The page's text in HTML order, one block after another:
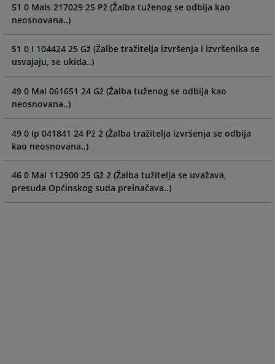
key
to
get
the
keyboard
shortcuts
for
changing
dates.
key
get
the
shortcuts
for
dates.
51 0 Mals 217029 25 Pž (Žalba tuženog se odbija kao
neosnovana..)
51 0 I 104424 25 Gž (Žalbe tražitelja izvršenja i izvršenika se
usvajaju, se ukida..)
49 0 Mal 061651 24 Gž (Žalba tuženog se odbija kao
neosnovana..)
49 0 Ip 041841 24 Pž 2 (Žalba tražitelja izvršenja se odbija
kao neosnovana..)
46 0 Mal 112900 25 Gž 2 (Žalba tužitelja se uvažava,
presuda Općinskog suda preinačava..)